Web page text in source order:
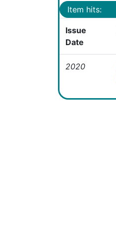
Item hits:
Issue
Date
2020